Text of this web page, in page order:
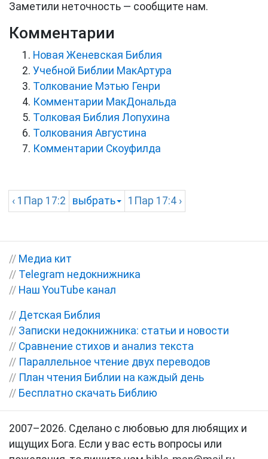
Заметили неточность — сообщите нам.
Комментарии
Новая Женевская Библия
Учебной Библии МакАртура
Толкование Мэтью Генри
Комментарии МакДональда
Толковая Библия Лопухина
Толкования Августина
Комментарии Скоуфилда
‹ 1Пар 17:2 выбрать 1Пар 17:4 ›
// Медиа кит
// Telegram недокнижника
// Наш YouTube канал
// Детская Библия
// Записки недокнижника: статьи и новости
// Сравнение стихов и анализ текста
// Параллельное чтение двух переводов
// План чтения Библии на каждый день
// Бесплатно скачать Библию
2007–2026. Сделано с любовью для любящих и
ищущих Бога. Если у вас есть вопросы или